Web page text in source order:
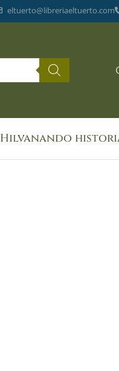
eltuerto@libreriaeltuerto.com
Hilvanando